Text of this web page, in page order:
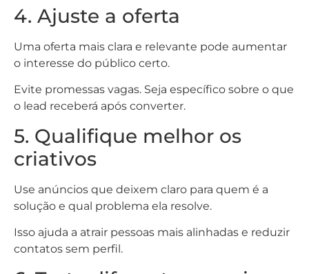
4. Ajuste a oferta
Uma oferta mais clara e relevante pode aumentar
o interesse do público certo.
Evite promessas vagas. Seja específico sobre o que
o lead receberá após converter.
5. Qualifique melhor os
criativos
Use anúncios que deixem claro para quem é a
solução e qual problema ela resolve.
Isso ajuda a atrair pessoas mais alinhadas e reduzir
contatos sem perfil.